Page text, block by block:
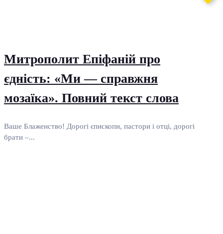
Митрополит Епіфаній про
єдність: «Ми — справжня
мозаїка». Повний текст слова
Ваше Блаженство! Дорогі єпископи, пастори і отці, дорогі
брати –...